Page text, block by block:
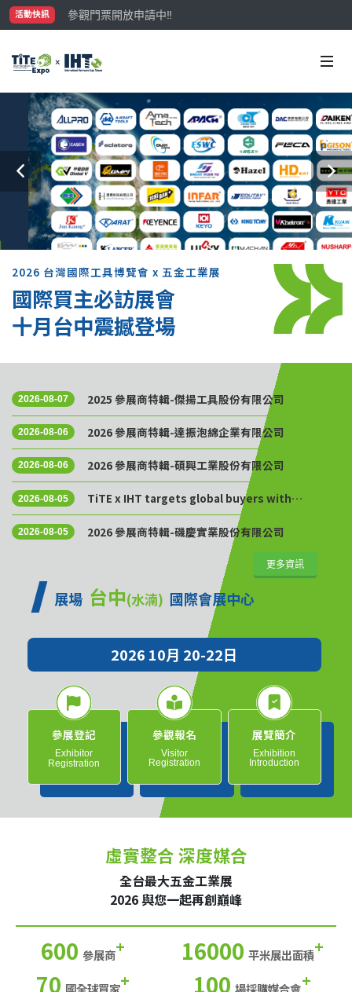
活動快訊
最大規模台灣五金展TiTE x IHT，2026/10/20-22與您在臺
國際買主補助名額有限，立即申請！
2026 台灣國際工具博覽會 x 五金工業展
國際買主必訪展會
十月台中震撼登場
2026-08-07 2025 參展商特輯-傑揚工具股份有限公司
2026-08-06 2026 參展商特輯-達振泡綿企業有限公司
2026-08-06 2026 參展商特輯-碩興工業股份有限公司
2026-08-05
TiTE x IHT targets global buyers with
Golden Sourcing Week
2026-08-05 2026 參展商特輯-磯慶實業股份有限公司
更多資訊
展場 台中(水湳) 國際會展中心
2026 10月 20-22日
參展登記
Exhibitor
Registration
參觀報名
Visitor
Registration
展覽簡介
Exhibition
Introduction
虛實整合 深度媒合
全台最大五金工業展
2026 與您一起再創巔峰
600 參展商+ 16000 平米展出面積+
70 國全球買家+ 100 場採購媒合會+